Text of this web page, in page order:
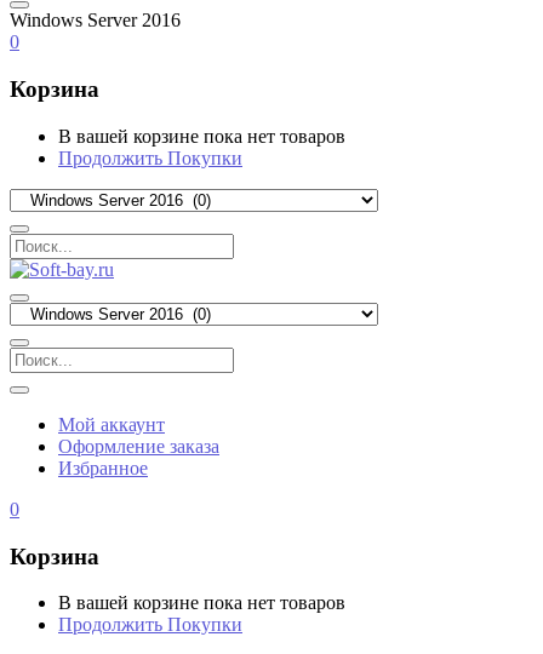
Windows Server 2016
0
Корзина
В вашей корзине пока нет товаров
Продолжить Покупки
Мой аккаунт
Оформление заказа
Избранное
0
Корзина
В вашей корзине пока нет товаров
Продолжить Покупки